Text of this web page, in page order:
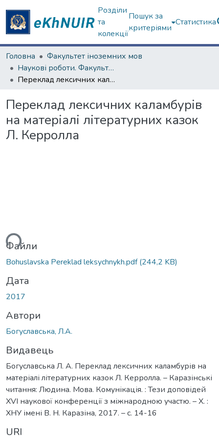
Розділи
та
колекції
Пошук за
критеріями
Статистика
Головна
Факультет іноземних мов
Наукові роботи. Факультет іноземних мов
Переклад лексичних каламбурів на матеріалі літературних казок Л. Керролла
Переклад лексичних каламбурів
на матеріалі літературних казок
Л. Керролла
Файли
Bohuslavska Pereklad leksychnykh.pdf(244,2 KB)
Дата
2017
Автори
Богуславська, Л.А.
Видавець
Богуславська Л. А. Переклад лексичних каламбурів на
матеріалі літературних казок Л. Керролла. – Каразінські
читання: Людина. Мова. Комунікація. : Тези доповідей
XVI наукової конференції з міжнародною участю. – Х. :
ХНУ імені В. Н. Каразіна, 2017. – с. 14-16
URI